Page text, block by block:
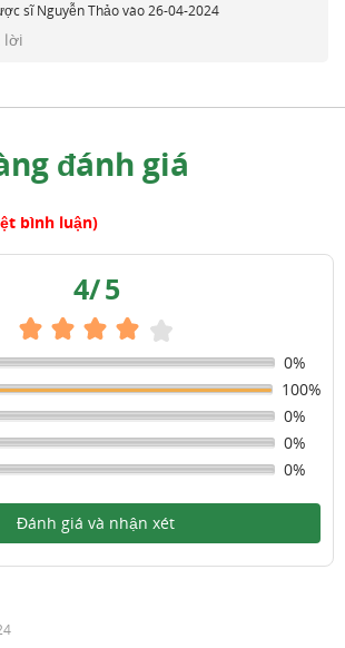
sĩ Nguyễn Thảovào26-04-2024
lời
đánh giá
bình luận)
4/5
0%
100%
0%
0%
0%
Đánh giá và nhận xét